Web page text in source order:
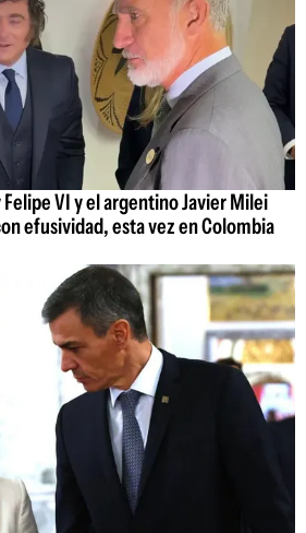
Felipe VI y el argentino Javier Milei
efusividad, esta vez en Colombia